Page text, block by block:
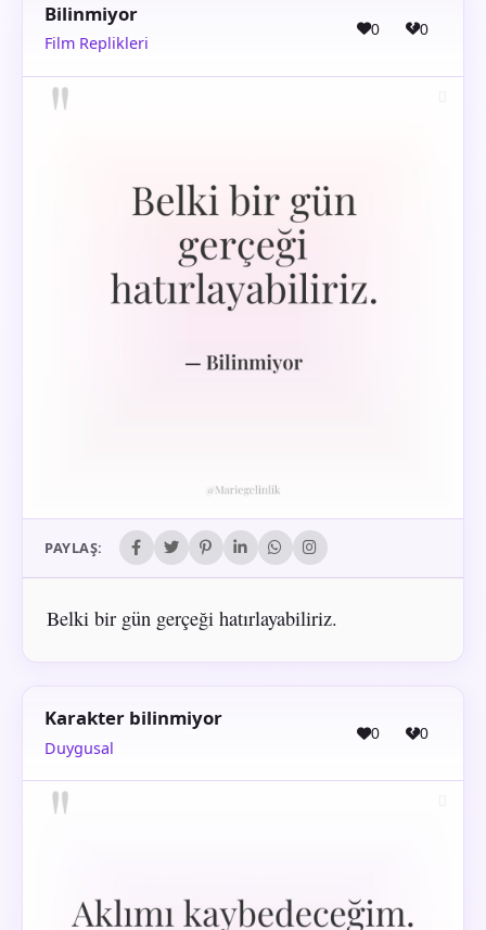
Bilinmiyor
Film Replikleri
0 0
PAYLAŞ:
Belki bir gün gerçeği hatırlayabiliriz.
Karakter bilinmiyor
Duygusal
0 0